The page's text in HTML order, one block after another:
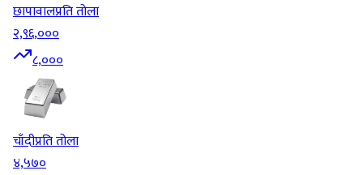
छापावालप्रति तोला
२,९६,०००
८,०००
चाँदीप्रति तोला
४,५७०